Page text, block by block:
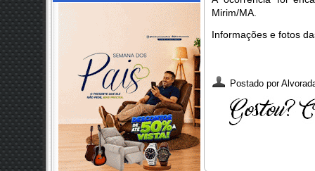
Mirim/MA.
Informações e fotos
Postado por